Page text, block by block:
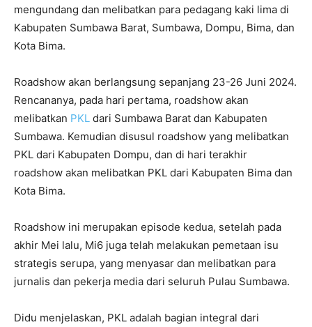
mengundang dan melibatkan para pedagang kaki lima di
Kabupaten Sumbawa Barat, Sumbawa, Dompu, Bima, dan
Kota Bima.
Roadshow akan berlangsung sepanjang 23-26 Juni 2024.
Rencananya, pada hari pertama, roadshow akan
melibatkan PKL dari Sumbawa Barat dan Kabupaten
Sumbawa. Kemudian disusul roadshow yang melibatkan
PKL dari Kabupaten Dompu, dan di hari terakhir
roadshow akan melibatkan PKL dari Kabupaten Bima dan
Kota Bima.
Roadshow ini merupakan episode kedua, setelah pada
akhir Mei lalu, Mi6 juga telah melakukan pemetaan isu
strategis serupa, yang menyasar dan melibatkan para
jurnalis dan pekerja media dari seluruh Pulau Sumbawa.
Didu menjelaskan, PKL adalah bagian integral dari